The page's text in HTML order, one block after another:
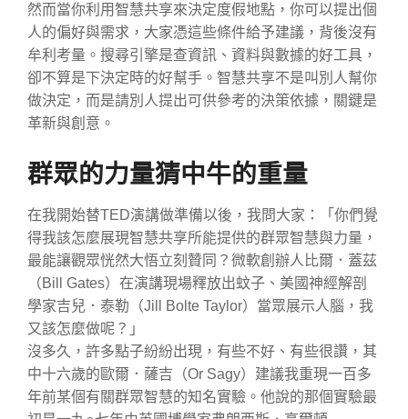
然而當你利用智慧共享來決定度假地點，你可以提出個
人的偏好與需求，大家憑這些條件給予建議，背後沒有
牟利考量。搜尋引擎是查資訊、資料與數據的好工具，
卻不算是下決定時的好幫手。智慧共享不是叫別人幫你
做決定，而是請別人提出可供參考的決策依據，關鍵是
革新與創意。
群眾的力量猜中牛的重量
在我開始替TED演講做準備以後，我問大家：「你們覺
得我該怎麼展現智慧共享所能提供的群眾智慧與力量，
最能讓觀眾恍然大悟立刻贊同？微軟創辦人比爾．蓋茲
（Bill Gates）在演講現場釋放出蚊子、美國神經解剖
學家吉兒．泰勒（Jill Bolte Taylor）當眾展示人腦，我
又該怎麼做呢？」
沒多久，許多點子紛紛出現，有些不好、有些很讚，其
中十六歲的歐爾．薩吉（Or Sagy）建議我重現一百多
年前某個有關群眾智慧的知名實驗。他說的那個實驗最